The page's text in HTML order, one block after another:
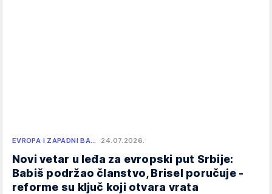
EVROPA I ZAPADNI BA… 24.07.2026.
Novi vetar u leđa za evropski put Srbije:
Babiš podržao članstvo, Brisel poručuje -
reforme su ključ koji otvara vrata